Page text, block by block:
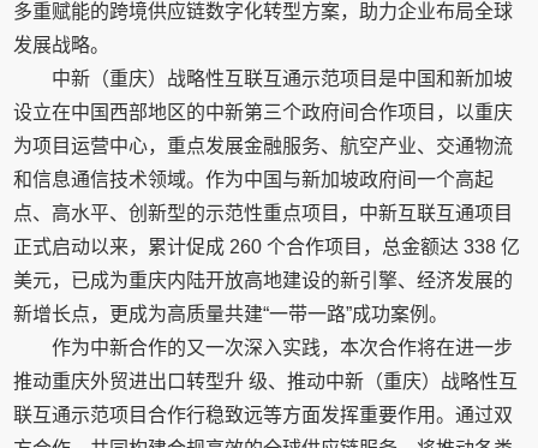
多重赋能的跨境供应链数字化转型方案，助力企业布局全球
发展战略。
中新（重庆）战略性互联互通示范项目是中国和新加坡
设立在中国西部地区的中新第三个政府间合作项目，以重庆
为项目运营中心，重点发展金融服务、航空产业、交通物流
和信息通信技术领域。作为中国与新加坡政府间一个高起
点、高水平、创新型的示范性重点项目，中新互联互通项目
正式启动以来，累计促成 260 个合作项目，总金额达 338 亿
美元，已成为重庆内陆开放高地建设的新引擎、经济发展的
新增长点，更成为高质量共建“一带一路”成功案例。
作为中新合作的又一次深入实践，本次合作将在进一步
推动重庆外贸进出口转型升 级、推动中新（重庆）战略性互
联互通示范项目合作行稳致远等方面发挥重要作用。通过双